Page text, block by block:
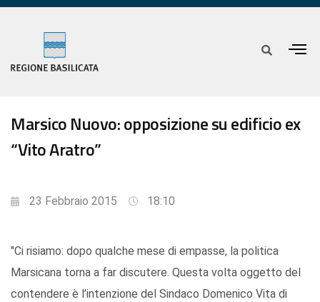
Marsico Nuovo: opposizione su edificio ex
“Vito Aratro”
23 Febbraio 2015 18:10
"Ci risiamo: dopo qualche mese di empasse, la politica
Marsicana torna a far discutere. Questa volta oggetto del
contendere è l’intenzione del Sindaco Domenico Vita di